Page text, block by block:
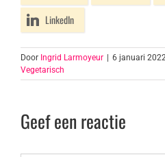
LinkedIn
Door Ingrid Larmoyeur | 6 januari 2022
Vegetarisch
Geef een reactie